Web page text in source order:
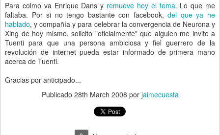
Para colmo va Enrique Dans y remueve hoy el tema. Lo que me
faltaba. Por si no tengo bastante con facebook,del que ya he
hablado, y compañía y para celebrar la convergencia de Neurona y
Xing de hoy mismo, solicito "oficialmente" que alguien me invite a
Tuenti para que una persona ambiciosa y fiel guerrero de la
revolución de internet pueda estar informado de primera mano
acerca de Tuenti.
Gracias por anticipado...
Publicado 28th March 2008 por jaimecuesta